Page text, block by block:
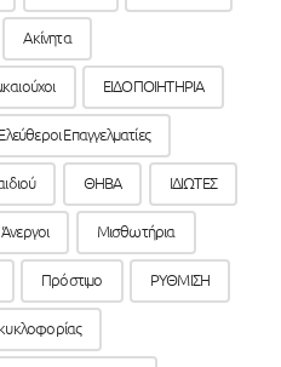
Ακίνητα
ΕΙΔΟΠΟΙΗΤΗΡΙΑ
Ελεύθεροι Επαγγελματίες
ΘΗΒΑ ΙΔΙΩΤΕΣ
Μισθωτήρια
Πρόστιμο ΡΥΘΜΙΣΗ